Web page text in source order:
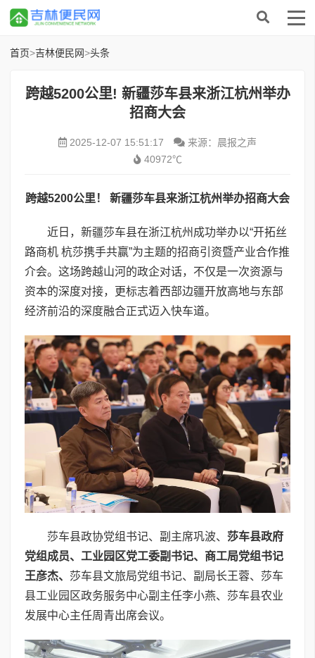
首页>吉林便民网>头条
跨越5200公里! 新疆莎车县来浙江杭州举办
招商大会
2025-12-07 15:51:17
来源：晨报之声
40972℃
跨越5200公里！ 新疆莎车县来浙江杭州举办招商大会
近日，新疆莎车县在浙江杭州成功举办以“开拓丝
路商机 杭莎携手共赢”为主题的招商引资暨产业合作推
介会。这场跨越山河的政企对话，不仅是一次资源与
资本的深度对接，更标志着西部边疆开放高地与东部
经济前沿的深度融合正式迈入快车道。
莎车县政协党组书记、副主席巩波、 莎车县政府
党组成员、 工业园区党工委副书记、商工局党组书记
王彦杰、 莎车县文旅局党组书记、副局长王蓉、莎车
县工业园区政务服务中心副主任李小燕、莎车县农业
发展中心主任周青出席会议。